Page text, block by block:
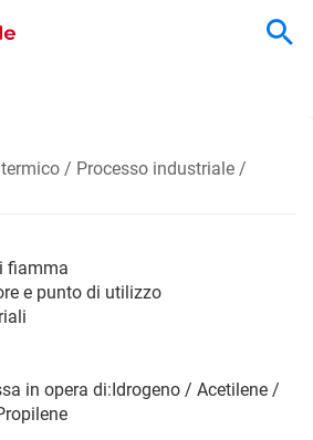
/ Processo industriale /
fiamma
e punto di utilizzo
in opera di:Idrogeno / Acetilene /